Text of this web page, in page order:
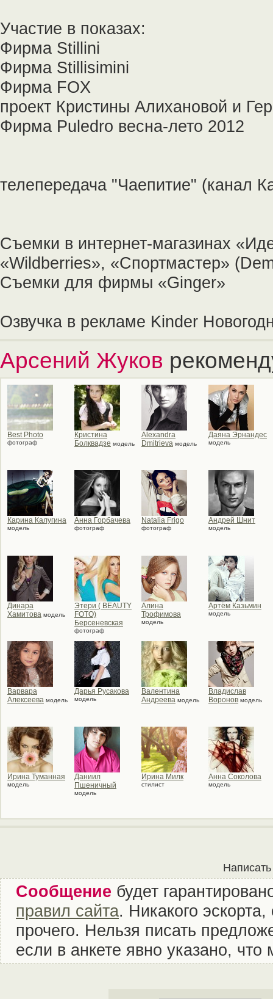
Участие в показах:
Фирма Stillini
Фирма Stillisimini
Фирма FOX
проект Кристины Алихановой и
Фирма Puledro весна-лето 2012
телепередача "Чаепитие" (канал
Съемки в интернет-магазинах
«Wildberries», «Спортмастер»
Съемки для фирмы «Ginger»
Озвучка в рекламе Kinder
Арсений Жуков
Best Photo
фотограф
Кристина
Болквадзе модель
Alexandra
Dmitrieva модель
Даяна Эрнандес
модель
Карина Калугина
модель
Анна Горбачева
фотограф
Natalia Frigo
фотограф
Андрей Шнит
модель
Динара
Хамитова модель
Этери ( BEAUTY
FOTO)
Берсеневская
фотограф
Алина
Трофимова
модель
Артём Казьмин
модель
Варвара
Алексеева модель
Дарья Русакова
модель
Валентина
Андреева модель
Владислав
Воронов модель
Ирина Туманная
модель
Даниил
Пшеничный
модель
Ирина Милк
стилист
Анна Соколова
модель
Сообщение будет
правил сайта. Никакого
прочего. Нельзя писать
если в анкете явно указано,